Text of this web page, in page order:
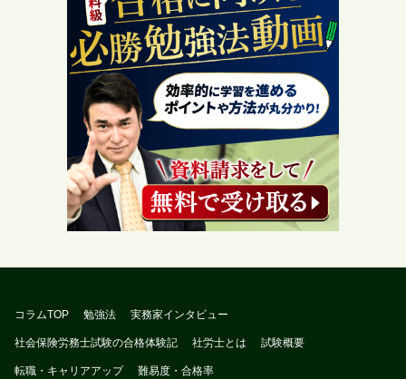
コラムTOP 勉強法 実務家インタビュー
社会保険労務士試験の合格体験記 社労士とは 試験概要
転職・キャリアアップ 難易度・合格率